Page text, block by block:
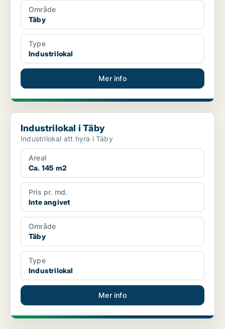
Område
Täby
Type
Industrilokal
Mer info
Industrilokal i Täby
Industrilokal i Täby
Industrilokal att hyra i Täby
Areal
Ca. 145 m2
Pris pr. md.
Inte angivet
Område
Täby
Type
Industrilokal
Mer info